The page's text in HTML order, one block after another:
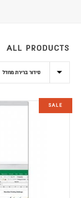
ALL PRODUCTS
SALE